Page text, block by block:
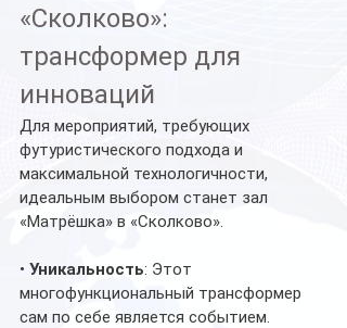
«Сколково»:
трансформер для
инноваций
Для мероприятий, требующих
футуристического подхода и
максимальной технологичности,
идеальным выбором станет зал
«Матрёшка» в «Сколково».
• Уникальность: Этот
многофункциональный трансформер
сам по себе является событием.